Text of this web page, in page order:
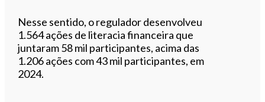
Nesse sentido, o regulador desenvolveu
1.564 ações de literacia financeira que
juntaram 58 mil participantes, acima das
1.206 ações com 43 mil participantes, em
2024.